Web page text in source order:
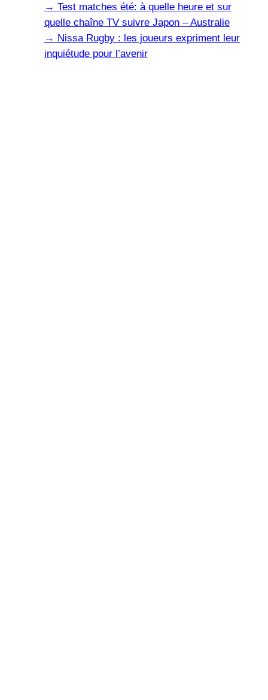
→ Test matches été: à quelle heure et sur
quelle chaîne TV suivre Japon – Australie
→ Nissa Rugby : les joueurs expriment leur
inquiétude pour l’avenir